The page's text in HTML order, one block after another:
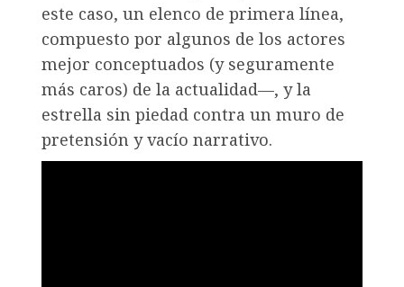
este caso, un elenco de primera línea,
compuesto por algunos de los actores
mejor conceptuados (y seguramente
más caros) de la actualidad—, y la
estrella sin piedad contra un muro de
pretensión y vacío narrativo.